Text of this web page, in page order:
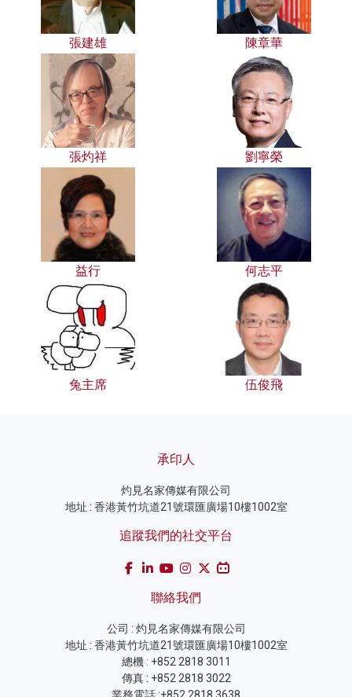
張建雄 陳章華
張灼祥 劉寧榮
益行 何志平
兔主席 伍俊飛
承印人
灼見名家傳媒有限公司
地址 : 香港黃竹坑道21號環匯廣場10樓1002室
追蹤我們的社交平台
聯絡我們
公司 : 灼見名家傳媒有限公司
地址 : 香港黃竹坑道21號環匯廣場10樓1002室
總機 : +852 2818 3011
傳真 : +852 2818 3022
業務電話 :+852 2818 3638